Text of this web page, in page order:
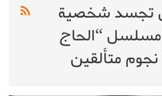
تجسد شخصية
“الحاج
متألقين